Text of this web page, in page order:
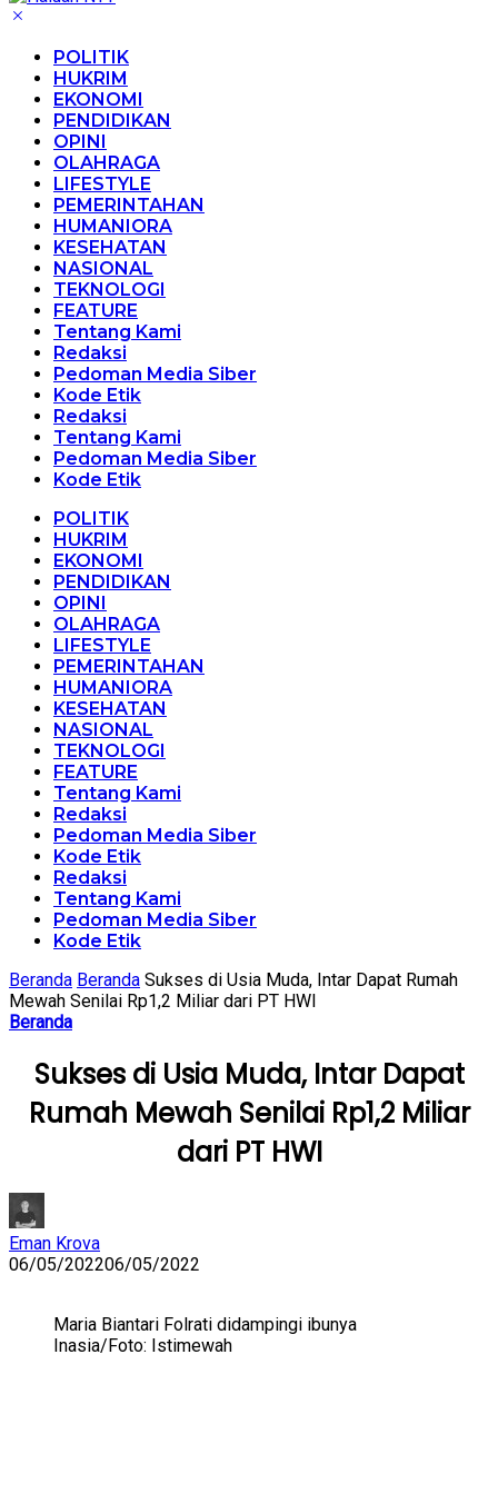
POLITIK
HUKRIM
EKONOMI
PENDIDIKAN
OPINI
OLAHRAGA
LIFESTYLE
PEMERINTAHAN
HUMANIORA
KESEHATAN
NASIONAL
TEKNOLOGI
FEATURE
Tentang Kami
Redaksi
Pedoman Media Siber
Kode Etik
Redaksi
Tentang Kami
Pedoman Media Siber
Kode Etik
POLITIK
HUKRIM
EKONOMI
PENDIDIKAN
OPINI
OLAHRAGA
LIFESTYLE
PEMERINTAHAN
HUMANIORA
KESEHATAN
NASIONAL
TEKNOLOGI
FEATURE
Tentang Kami
Redaksi
Pedoman Media Siber
Kode Etik
Redaksi
Tentang Kami
Pedoman Media Siber
Kode Etik
Beranda Beranda Sukses di Usia Muda, Intar Dapat Rumah
Mewah Senilai Rp1,2 Miliar dari PT HWI
Beranda
Sukses di Usia Muda, Intar Dapat
Rumah Mewah Senilai Rp1,2 Miliar
dari PT HWI
Eman Krova
06/05/202206/05/2022
Maria Biantari Folrati didampingi ibunya
Inasia/Foto: Istimewah